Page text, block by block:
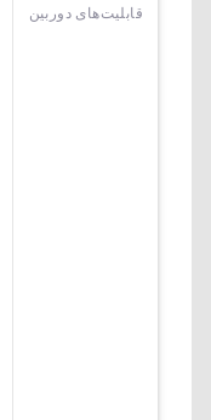
قابلیت‌های دوربین‌